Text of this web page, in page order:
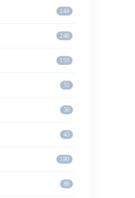
144
248
153
51
50
43
180
86